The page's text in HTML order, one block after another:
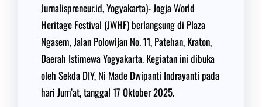
Jurnalispreneur.id, Yogyakarta)- Jogja World
Heritage Festival (JWHF) berlangsung di Plaza
Ngasem, Jalan Polowijan No. 11, Patehan, Kraton,
Daerah Istimewa Yogyakarta. Kegiatan ini dibuka
oleh Sekda DIY, Ni Made Dwipanti Indrayanti pada
hari Jum’at, tanggal 17 Oktober 2025.